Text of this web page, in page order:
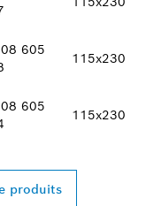
605
115x230
605
115x230
produits